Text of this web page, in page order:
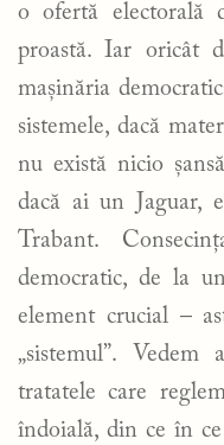
o ofertă electorală
proastă. Iar oricât
mașinăria
sistemele, dacă
nu există nicio
dacă ai un Jaguar,
Trabant.
democratic, de la
element crucial –
„sistemul”.
tratatele care
îndoială, din ce în ce